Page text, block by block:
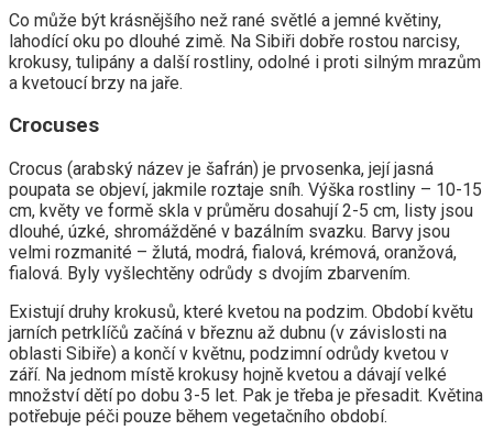
Co může být krásnějšího než rané světlé a jemné květiny,
lahodící oku po dlouhé zimě. Na Sibiři dobře rostou narcisy,
krokusy, tulipány a další rostliny, odolné i proti silným mrazům
a kvetoucí brzy na jaře.
Crocuses
Crocus (arabský název je šafrán) je prvosenka, její jasná
poupata se objeví, jakmile roztaje sníh. Výška rostliny – 10-15
cm, květy ve formě skla v průměru dosahují 2-5 cm, listy jsou
dlouhé, úzké, shromážděné v bazálním svazku. Barvy jsou
velmi rozmanité – žlutá, modrá, fialová, krémová, oranžová,
fialová. Byly vyšlechtěny odrůdy s dvojím zbarvením.
Existují druhy krokusů, které kvetou na podzim. Období květu
jarních petrklíčů začíná v březnu až dubnu (v závislosti na
oblasti Sibiře) a končí v květnu, podzimní odrůdy kvetou v
září. Na jednom místě krokusy hojně kvetou a dávají velké
množství dětí po dobu 3-5 let. Pak je třeba je přesadit. Květina
potřebuje péči pouze během vegetačního období.